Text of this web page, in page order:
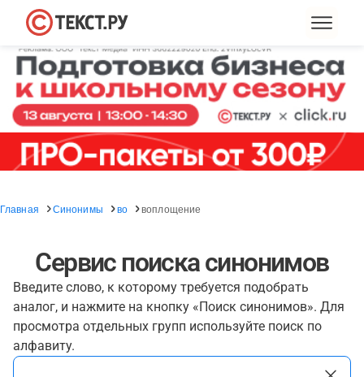
Главная Синонимы во воплощение
Сервис поиска синонимов
Введите слово, к которому требуется подобрать
аналог, и нажмите на кнопку «Поиск синонимов». Для
просмотра отдельных групп используйте поиск по
алфавиту.